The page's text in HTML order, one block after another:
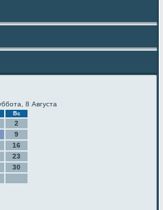
8 Августа
Вс
2
9
16
23
30